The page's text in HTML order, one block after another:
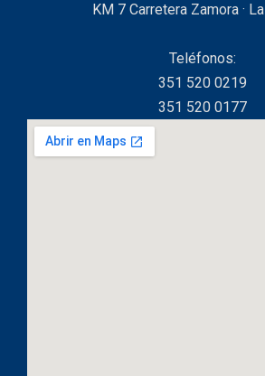
KM 7 Carretera Zamora ·
Teléfonos:
351 520 0219
351 520 0177